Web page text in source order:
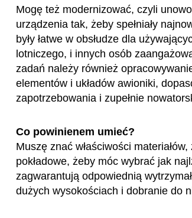
Mogę też modernizować, czyli
urządzenia tak, żeby spełniały
były łatwe w obsłudze dla
lotniczego, i innych osób
zadań należy również
elementów i układów awioniki,
zapotrzebowania i zupełnie
Co powinienem umieć?
Muszę znać właściwości
pokładowe, żeby móc wybrać jak
zagwarantują odpowiednią
dużych wysokościach i dobranie do